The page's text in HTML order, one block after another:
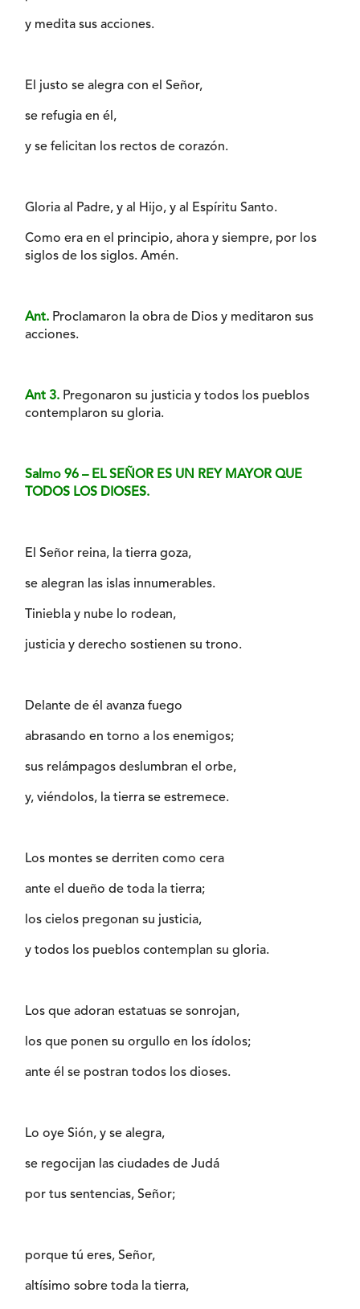
y medita sus acciones.
El justo se alegra con el Señor,
se refugia en él,
y se felicitan los rectos de corazón.
Gloria al Padre, y al Hijo, y al Espíritu Santo.
Como era en el principio, ahora y siempre, por los
siglos de los siglos. Amén.
Ant. Proclamaron la obra de Dios y meditaron sus
acciones.
Ant 3. Pregonaron su justicia y todos los pueblos
contemplaron su gloria.
Salmo 96 – EL SEÑOR ES UN REY MAYOR QUE
TODOS LOS DIOSES.
El Señor reina, la tierra goza,
se alegran las islas innumerables.
Tiniebla y nube lo rodean,
justicia y derecho sostienen su trono.
Delante de él avanza fuego
abrasando en torno a los enemigos;
sus relámpagos deslumbran el orbe,
y, viéndolos, la tierra se estremece.
Los montes se derriten como cera
ante el dueño de toda la tierra;
los cielos pregonan su justicia,
y todos los pueblos contemplan su gloria.
Los que adoran estatuas se sonrojan,
los que ponen su orgullo en los ídolos;
ante él se postran todos los dioses.
Lo oye Sión, y se alegra,
se regocijan las ciudades de Judá
por tus sentencias, Señor;
porque tú eres, Señor,
altísimo sobre toda la tierra,